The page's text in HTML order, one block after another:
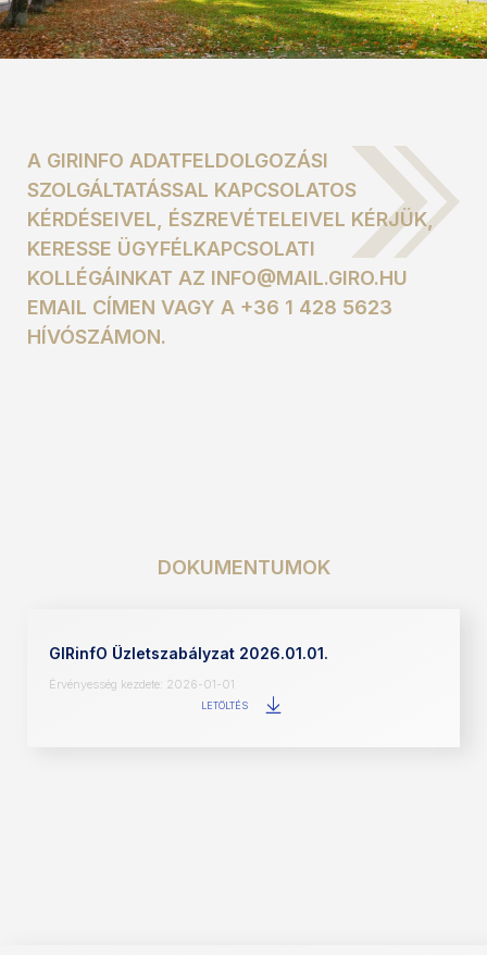
A GIRINFO ADATFELDOLGOZÁSI
SZOLGÁLTATÁSSAL KAPCSOLATOS
KÉRDÉSEIVEL, ÉSZREVÉTELEIVEL KÉRJÜK,
KERESSE ÜGYFÉLKAPCSOLATI
KOLLÉGÁINKAT AZ INFO@MAIL.GIRO.HU
EMAIL CÍMEN VAGY A +36 1 428 5623
HÍVÓSZÁMON.
DOKUMENTUMOK
GIRinfO Üzletszabályzat 2026.01.01.
Érvényesség kezdete: 2026-01-01
LETÖLTÉS